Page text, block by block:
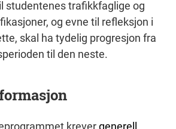
studentenes trafikkfaglige og
og evne til refleksjon i
skal ha tydelig progresjon fra
til den neste.